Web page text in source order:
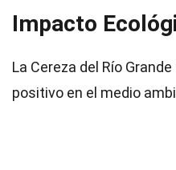
Impacto
La Cereza del Río
positivo en el medio